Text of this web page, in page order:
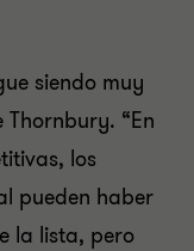
siendo muy
“En
los
pueden haber
la lista, pero